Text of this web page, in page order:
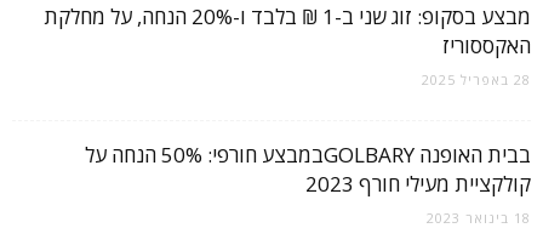
מבצע בסקופ: זוג שני ב-1 ₪ בלבד ו-20% הנחה, על מחלקת
האקססוריז
28 באפריל 2025
בבית האופנה GOLBARYבמבצע חורפי: 50% הנחה על
קולקציית מעילי חורף 2023
18 בינואר 2023